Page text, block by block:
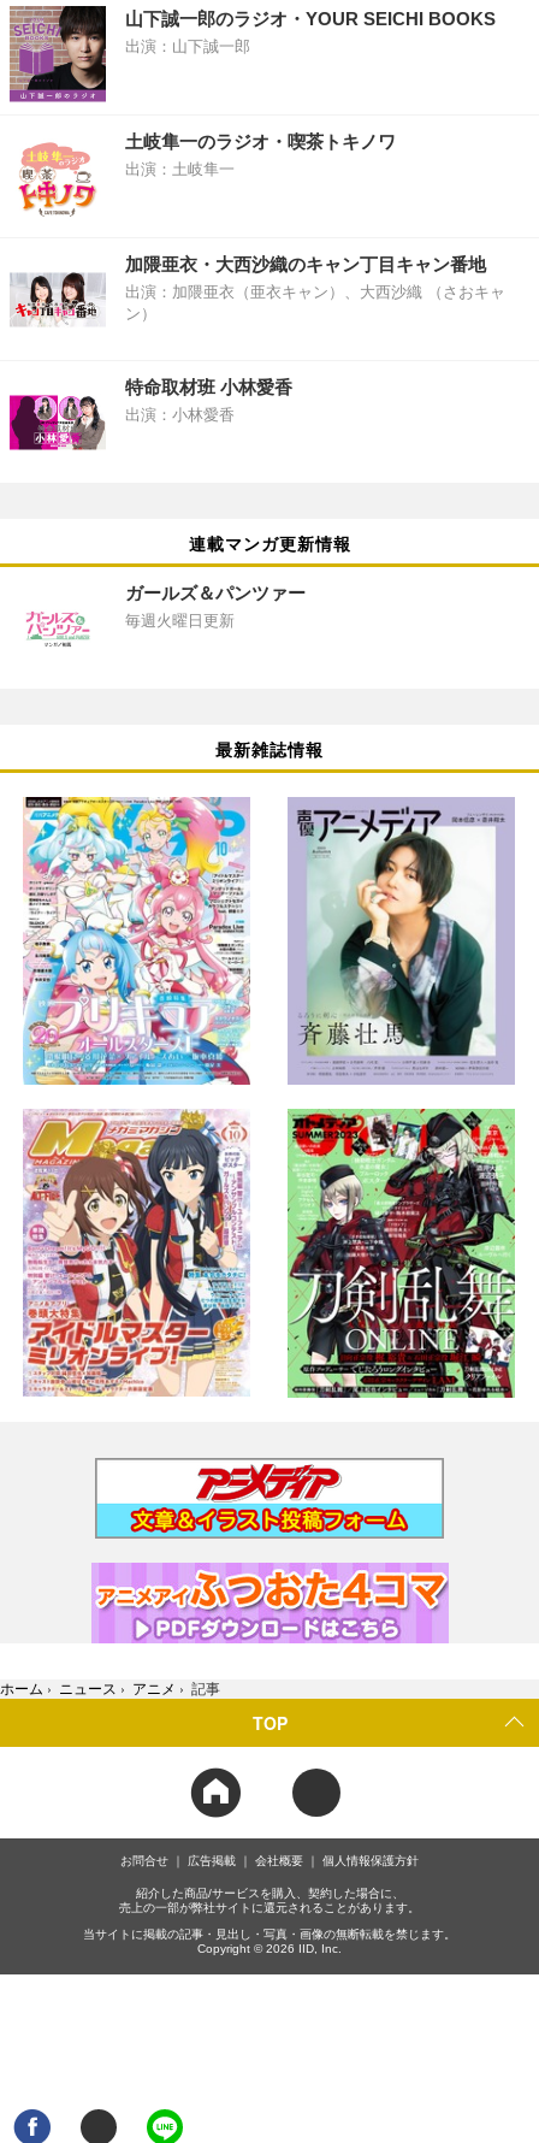
山下誠一郎のラジオ・YOUR SEICHI BOOKS
出演：山下誠一郎
土岐隼一のラジオ・喫茶トキノワ
出演：土岐隼一
加隈亜衣・大西沙織のキャン丁目キャン番地
出演：加隈亜衣（亜衣キャン）、大西沙織 （さおキャ
ン）
特命取材班 小林愛香
出演：小林愛香
連載マンガ更新情報
ガールズ＆パンツァー
毎週火曜日更新
最新雑誌情報
ホーム › ニュース › アニメ › 記事
TOP
お問合せ 広告掲載 会社概要 個人情報保護方針
紹介した商品/サービスを購入、契約した場合に、
売上の一部が弊社サイトに還元されることがあります。
当サイトに掲載の記事・見出し・写真・画像の無断転載を禁じます。
Copyright © 2026 IID, Inc.